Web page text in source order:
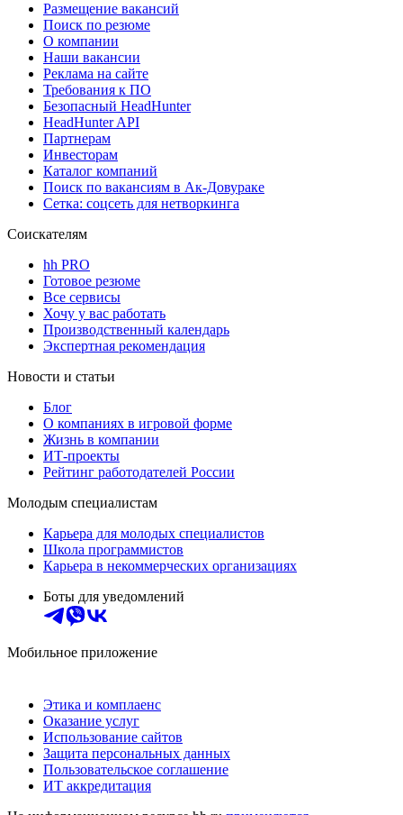
Размещение вакансий
Поиск по резюме
О компании
Наши вакансии
Реклама на сайте
Требования к ПО
Безопасный HeadHunter
HeadHunter API
Партнерам
Инвесторам
Каталог компаний
Поиск по вакансиям в Ак-Довураке
Сетка: соцсеть для нетворкинга
Соискателям
hh PRO
Готовое резюме
Все сервисы
Хочу у вас работать
Производственный календарь
Экспертная рекомендация
Новости и статьи
Блог
О компаниях в игровой форме
Жизнь в компании
ИТ-проекты
Рейтинг работодателей России
Молодым специалистам
Карьера для молодых специалистов
Школа программистов
Карьера в некоммерческих организациях
Боты для уведомлений
Мобильное приложение
Этика и комплаенс
Оказание услуг
Использование сайтов
Защита персональных данных
Пользовательское соглашение
ИТ аккредитация